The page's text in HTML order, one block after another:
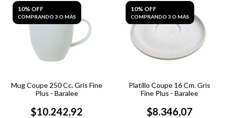
10% OFF
COMPRANDO 3 O MÁS
Mug Coupe 250 Cc. Gris Fine
Plus - Baralee
$10.242,92
10% OFF
COMPRANDO 3 O MÁS
Platillo Coupe 16 Cm. Gris
Fine Plus - Baralee
$8.346,07